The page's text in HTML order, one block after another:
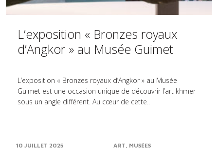
L’exposition « Bronzes royaux
d’Angkor » au Musée Guimet
L’exposition « Bronzes royaux d’Angkor » au Musée
Guimet est une occasion unique de découvrir l’art khmer
sous un angle différent. Au cœur de cette..
10 JUILLET 2025 ART MUSÉES